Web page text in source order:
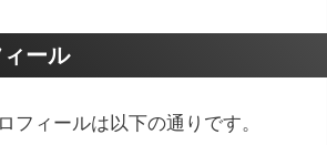
ール
フィールは以下の通りです。